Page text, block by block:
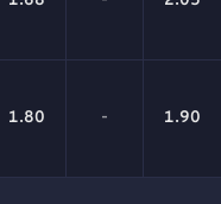
1.80 - 1.90